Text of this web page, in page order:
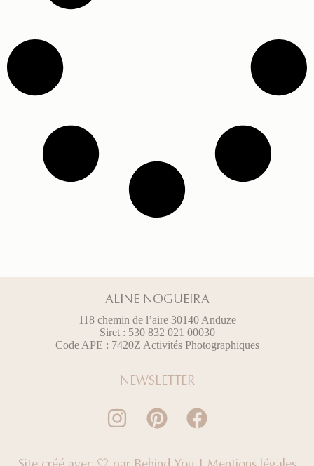
ALINE NOGUEIRA
118 chemin de l’aire 30140 Anduze
Siret : 530 832 021 00030
Code APE : 7420Z Activités Photographiques
NEWSLETTER